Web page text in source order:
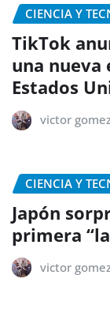
CIENCIA Y
TikTok
una nueva
Estados
victor
CIENCIA Y
Japón
primera
victor